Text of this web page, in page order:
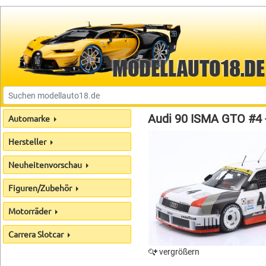
Automarke
Hersteller
Neuheitenvorschau
Figuren/Zubehör
Motorräder
Carrera Slotcar
Audi 90 ISMA GTO
vergrößern